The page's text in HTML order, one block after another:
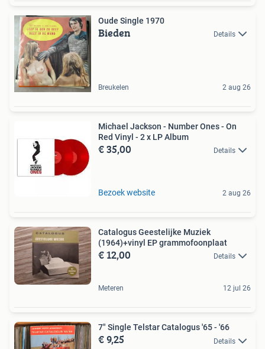
Oude Single 1970
Bieden Details
Breukelen 2 aug 26
Michael Jackson - Number Ones - On
Red Vinyl - 2 x LP Album
€ 35,00 Details
Bezoek website 2 aug 26
Catalogus Geestelijke Muziek
(1964)+vinyl EP grammofoonplaat
€ 12,00 Details
Meteren 12 jul 26
7" Single Telstar Catalogus '65 - '66
€ 9,25 Details